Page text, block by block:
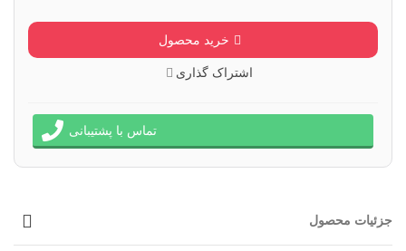
خرید محصول
اشتراک گذاری
تماس با پشتیبانی
جزئیات محصول